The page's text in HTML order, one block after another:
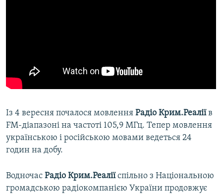
Із 4 вересня почалося мовлення Радіо Крим.Реаліїв
FM-діапазоні на частоті 105,9 МГц. Тепер мовлення
українською і російською мовами ведеться 24
годин на добу.
Водночас Радіо Крим.Реаліїспільно з Національною
громадською радіокомпанією України продовжує